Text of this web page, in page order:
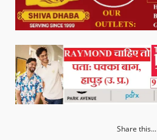
Share this...